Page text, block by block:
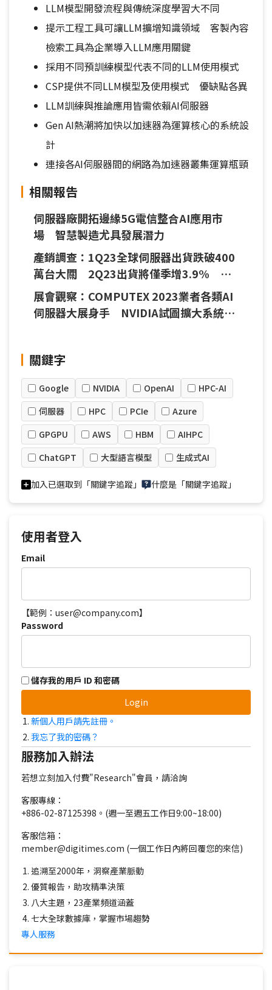
LLM模型開發流程與傳統深度學習大不同
提示工程工具可讓LLM擴增知識領域 客製內容
檢索工具為企業導入LLM應用關鍵
採用不同預訓練模型代表不同的LLM使用模式
CSP提供不同LLM模型及使用模式 優缺點各異
LLM訓練與推論應用皆需依賴AI伺服器
Gen AI熱潮將加快以加速器為運算核心的系統設
計
連接各AI伺服器間的網路為加速器叢集運算瓶頸
相關報告
伺服器廠開拓邊緣5G電信整合AI應用市
場 智慧製造尤具發展潛力
產銷調查：1Q23全球伺服器出貨跌破400
萬台大關 2Q23出貨將僅季增3.9%
ChatGPT效應有限
展會觀察：COMPUTEX 2023業者各類AI
伺服器大展身手 NVIDIA試圖擴大系統設
關鍵字
Google NVIDIA OpenAI
HPC-AI
伺服器
HPC PCIe
Azure
GPGPU
AWS HBM
AIHPC
ChatGPT
大型語言模型 生成式AI
加入已選取到「關鍵字追蹤」 什麼是「關鍵字追蹤」
使用者登入
Email
【範例：user@company.com】
Password
儲存我的用戶 ID 和密碼
Login
新個人用戶請先註冊。
我忘了我的密碼？
服務加入辦法
若想立刻加入付費"Research"會員，請洽詢
客服專線：
+886-02-87125398。(週一至週五工作日9:00~18:00)
客服信箱：
member@digitimes.com (一個工作日內將回覆您的來信)
追溯至2000年，洞察產業脈動
優質報告，助攻精準決策
八大主題，23產業頻道涵蓋
七大全球數據庫，掌握市場趨勢
專人服務